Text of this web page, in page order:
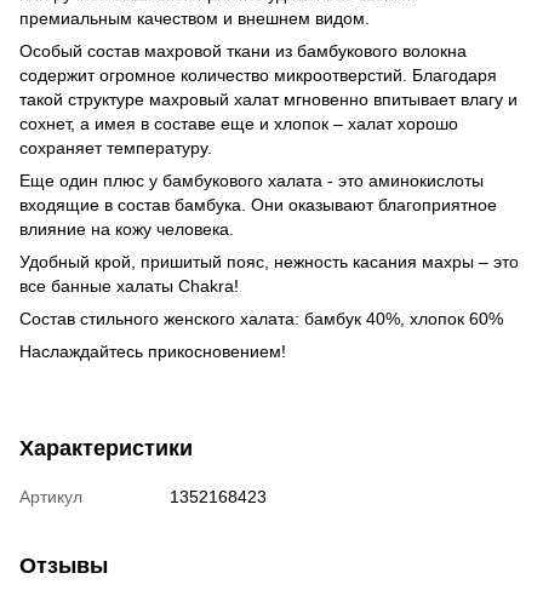
премиальным качеством и внешнем видом.
Особый состав махровой ткани из бамбукового волокна
содержит огромное количество микроотверстий. Благодаря
такой структуре махровый халат мгновенно впитывает влагу и
сохнет, а имея в составе еще и хлопок – халат хорошо
сохраняет температуру.
Еще один плюс у бамбукового халата - это аминокислоты
входящие в состав бамбука. Они оказывают благоприятное
влияние на кожу человека.
Удобный крой, пришитый пояс, нежность касания махры – это
все банные халаты Chakra!
Состав стильного женского халата: бамбук 40%, хлопок 60%
Наслаждайтесь прикосновением!
Характеристики
Артикул 1352168423
Отзывы